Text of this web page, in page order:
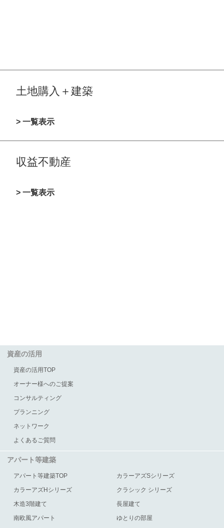
土地購入＋建築
> 一覧表示
収益不動産
> 一覧表示
資産の活用
資産の活用TOP
オーナー様へのご提案
コンサルティング
プランニング
ネットワーク
よくあるご質問
アパート等建築
アパート等建築TOP
カラーアズSシリーズ
カラーアズHシリーズ
クラシック シリーズ
木造3階建て
長屋建て
南欧風アパート
ゆとりの部屋